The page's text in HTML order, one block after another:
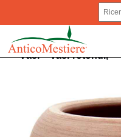
Vasi>Vasi rotondi,